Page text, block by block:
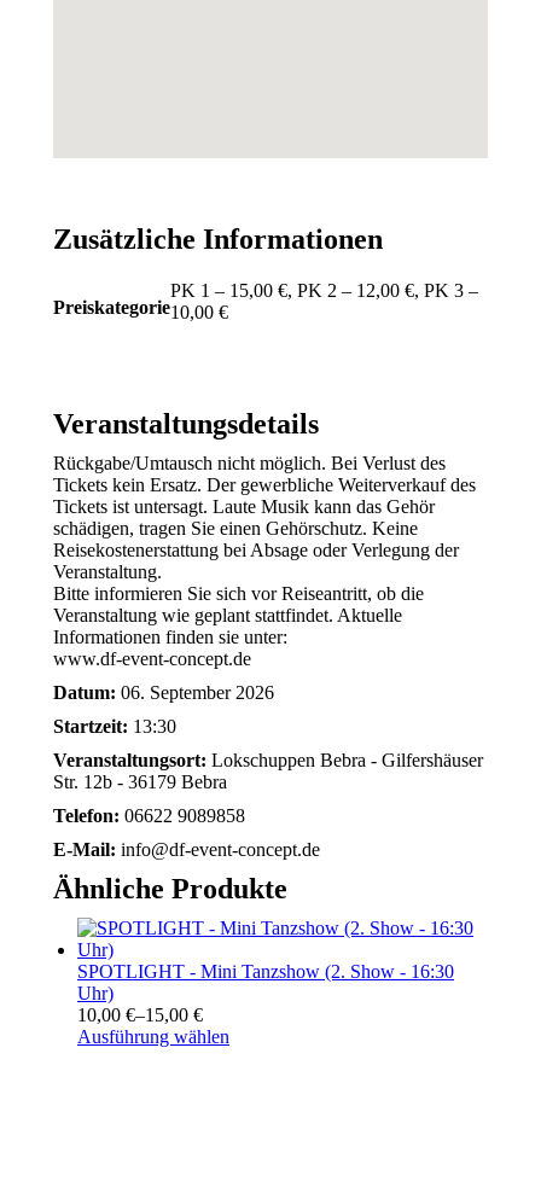
Zusätzliche Informationen
Preiskategorie
PK 1 – 15,00 €, PK 2 – 12,00 €, PK 3 –
10,00 €
Veranstaltungsdetails
Rückgabe/Umtausch nicht möglich. Bei Verlust des
Tickets kein Ersatz. Der gewerbliche Weiterverkauf des
Tickets ist untersagt. Laute Musik kann das Gehör
schädigen, tragen Sie einen Gehörschutz. Keine
Reisekostenerstattung bei Absage oder Verlegung der
Veranstaltung.
Bitte informieren Sie sich vor Reiseantritt, ob die
Veranstaltung wie geplant stattfindet. Aktuelle
Informationen finden sie unter:
www.df-event-concept.de
Datum: 06. September 2026
Startzeit: 13:30
Veranstaltungsort: Lokschuppen Bebra - Gilfershäuser
Str. 12b - 36179 Bebra
Telefon: 06622 9089858
E-Mail: info@df-event-concept.de
Ähnliche Produkte
SPOTLIGHT - Mini Tanzshow (2. Show - 16:30
Uhr)
10,00 €–15,00 €
Ausführung wählen